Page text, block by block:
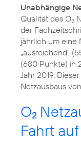
Unabhängige
Qualität des O2
der
jährlich um eine
„ausreichend“
(680 Punkte) in
Jahr 2019.
Netzausbaus
O2
Fahrt auf